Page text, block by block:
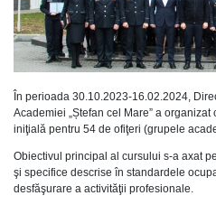
În perioada 30.10.2023-16.02.2024,
Academiei „Ștefan cel Mare” a
iniţială pentru 54 de ofiţeri (grupele
Obiectivul principal al cursului s-a axat
şi specifice descrise în standardele
desfăşurare a activităţii profesionale.